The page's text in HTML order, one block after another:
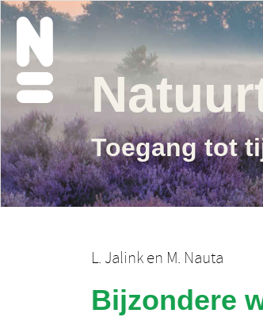
Toegang tot
L. Jalinken M. Nauta
Bijzondere